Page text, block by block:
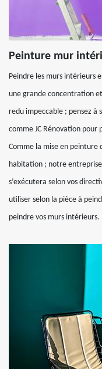
Peinture mur
Peindre les murs intérieurs
une grande concentration
redu impeccable ; pensez à
comme JC Rénovation pour
Comme la mise en peinture
habitation ; notre
s’exécutera selon vos
utiliser selon la pièce à
peindre vos murs intérieurs.